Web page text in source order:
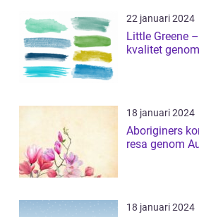
22 januari 2024
Little Greene
kvalitet
18 januari 2024
Aboriginers konst en
resa genom
18 januari 2024